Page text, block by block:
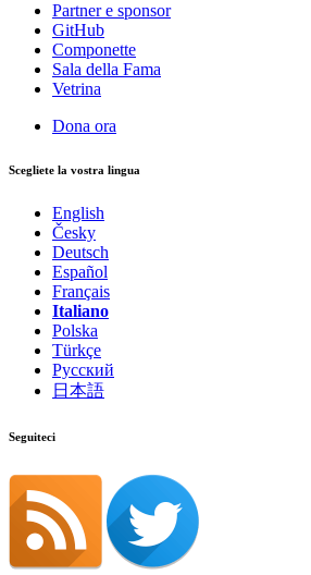
Avete riscontrato un problema in questa
Mostra su GitHub
Apri anteprima
Segnala un problema con questa
Partner e sponsor
GitHub
Componette
Sala della Fama
Vetrina
Dona ora
Scegliete la vostra lingua
English
Česky
Deutsch
Español
Français
Italiano
Polska
Türkçe
Русский
日本語
Seguiteci